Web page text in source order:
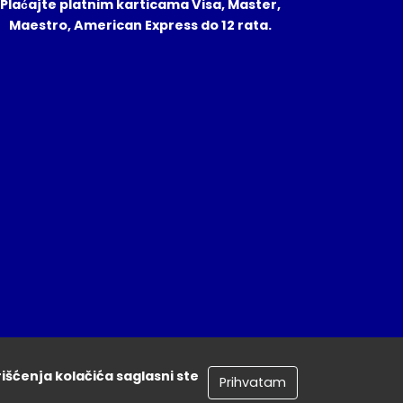
Plaćajte platnim karticama Visa, Master,
Maestro, American Express do 12 rata.
kolačića saglasni ste Prihvatam